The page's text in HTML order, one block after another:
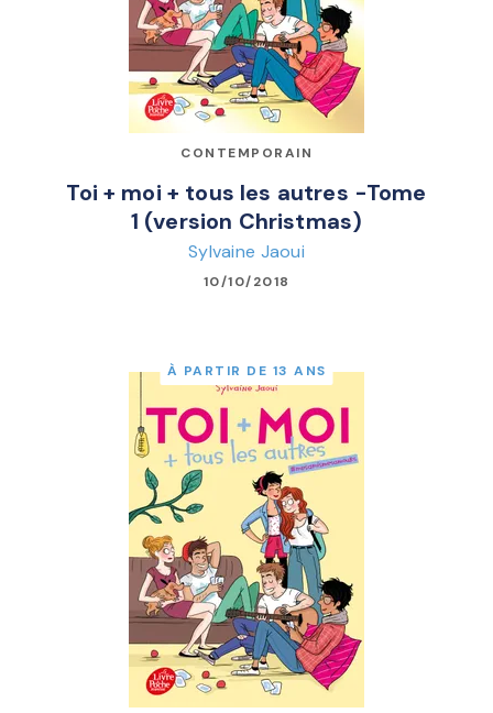
CONTEMPORAIN
Toi + moi + tous les autres -Tome
1 (version Christmas)
Sylvaine Jaoui
10/10/2018
À PARTIR DE 13 ANS